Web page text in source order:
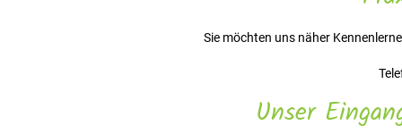
Sie möchten uns näher
Unser